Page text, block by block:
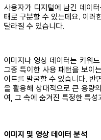
사용자가 디지털에 남긴 데이
태로 구분할 수 있는데요. 이러
달라질 수 있습니다.
이미지나 영상 데이터는 키워
그중 특이한 사용 패턴을 보이
이트를 발굴할 수 있습니다. 반
을 활용해 상대적으로 큰 용량
여, 그 속에 숨겨진 특정한 특
이미지 및 영상 데이터 분석